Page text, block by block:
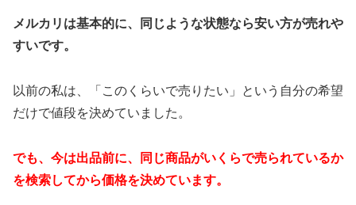
メルカリは基本的に、同じような状態なら安い方が売れや
すいです。
以前の私は、「このくらいで売りたい」という自分の希望
だけで値段を決めていました。
でも、今は出品前に、同じ商品がいくらで売られているか
を検索してから価格を決めています。